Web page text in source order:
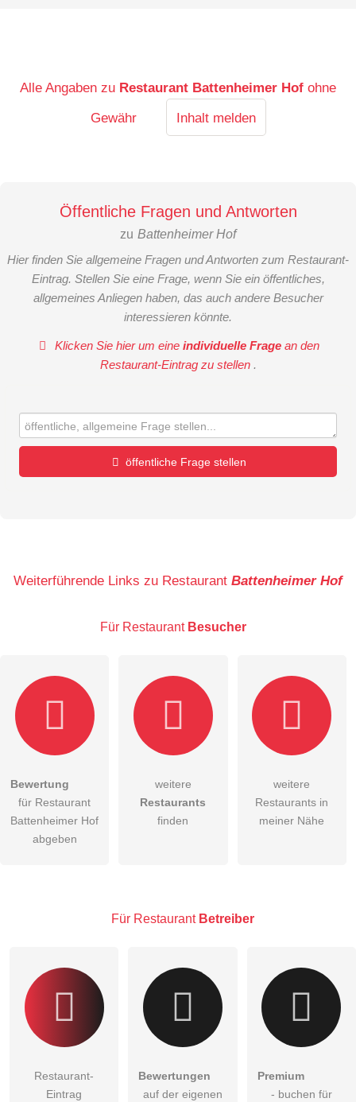
Alle Angaben zu Restaurant Battenheimer Hof ohne
Gewähr
Inhalt melden
Öffentliche Fragen und Antworten
zu Battenheimer Hof
Hier finden Sie allgemeine Fragen und Antworten zum Restaurant-
Eintrag. Stellen Sie eine Frage, wenn Sie ein öffentliches,
allgemeines Anliegen haben, das auch andere Besucher
interessieren könnte.
Klicken Sie hier um eineindividuelle Frage an den
Restaurant-Eintrag zu stellen .
öffentliche Frage stellen
E-Mail-Adresse (wird nicht veröffentlicht)
Hiermit akzeptiere ich dieAGB
DieDatenschutzerklärung habe ich zur Kenntnis genommen.
Besucher sichtbar.
Weiterführende Links zu Restaurant Battenheimer Hof
Für Restaurant Besucher
Bewertung
für Restaurant
Battenheimer Hof
abgeben
weitere
Restaurants
finden
weitere
Restaurants in
meiner Nähe
Für Restaurant Betreiber
Restaurant-
Eintrag
Bewertungen
auf der eigenen
Premium
- buchen für